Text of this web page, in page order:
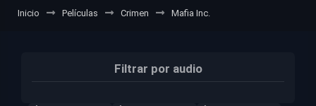
Inicio Películas Crimen Mafia Inc.
Filtrar por audio